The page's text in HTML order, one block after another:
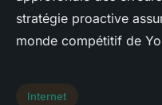
stratégie proactive
monde compétitif de
Internet